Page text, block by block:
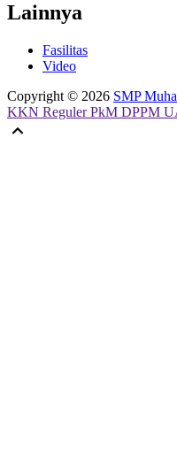
Lainnya
Fasilitas
Video
Copyright © 2026 SMP
KKN Reguler PkM DPPM